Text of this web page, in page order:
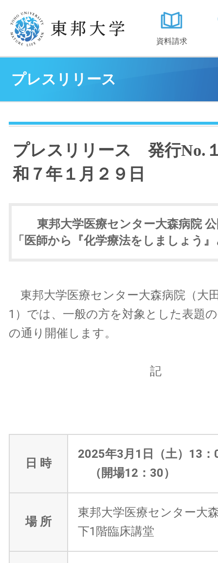
資料請求
プレスリリース
プレスリリース 発行No.
和７年１月２９日
東邦大学医療センター大森病院
「医師から『化学療法をしましょう
東邦大学医療センター大森病院（大
1）では、一般の方を対象とした表題
の通り開催します。
記
日 時
2025年3月1日（土）13
（開場12：30）
場 所
東邦大学医療センター大
下1階臨床講堂